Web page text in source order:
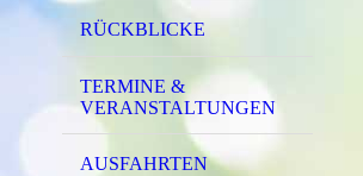
RÜCKBLICKE
TERMINE &
VERANSTALTUNGEN
AUSFAHRTEN